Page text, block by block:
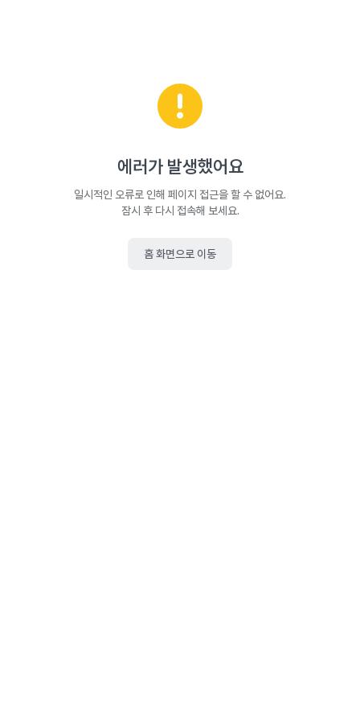
에러가 발생했어요
일시적인 오류로 인해 페이지 접근을 할 수 없어요.
잠시 후 다시 접속해 보세요.
홈 화면으로 이동